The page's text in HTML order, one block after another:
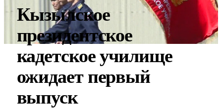
Кызылское
президентское
кадетское училище
ожидает первый
выпуск